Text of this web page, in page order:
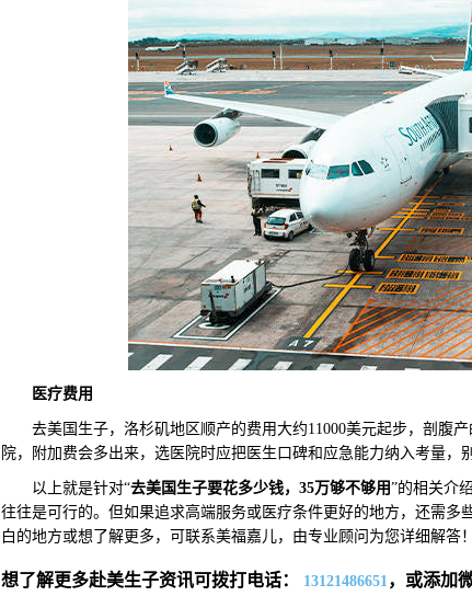
医疗费用
去美国生子，洛杉矶地区顺产的费用大约11000美元起步，剖腹产
院，附加费会多出来，选医院时应把医生口碑和应急能力纳入考量，
以上就是针对“去美国生子要花多少钱，35万够不够用”的相关介
往往是可行的。但如果追求高端服务或医疗条件更好的地方，还需
白的地方或想了解更多，可联系美福嘉儿，由专业顾问为您详细解答！
想了解更多赴美生子资讯可拨打电话： 13121486651，或添加